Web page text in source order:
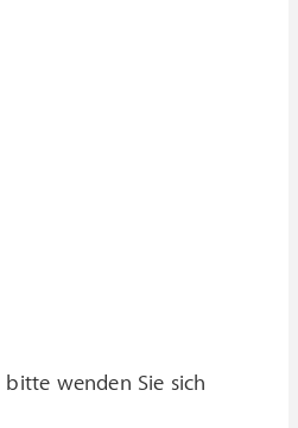
wenden Sie sich